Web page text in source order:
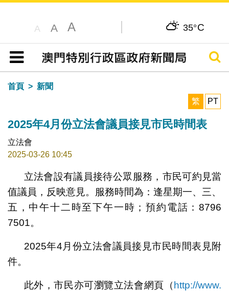
A A A 35°C
目錄
搜尋
首頁
新聞
繁
PT
2025年4月份立法會議員接見市民時間表
立法會
2025-03-26 10:45
立法會設有議員接待公眾服務，市民可約見當
值議員，反映意見。服務時間為：逢星期一、三、
五，中午十二時至下午一時；預約電話：8796
7501。
2025年4月份立法會議員接見市民時間表見附
件。
此外，市民亦可瀏覽立法會網頁（http://www.